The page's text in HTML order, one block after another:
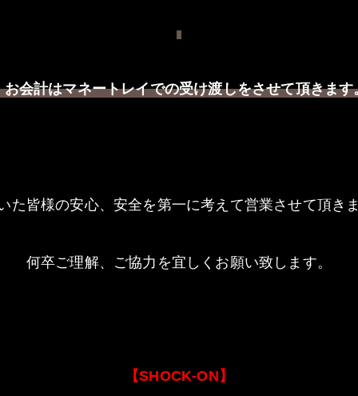
お会計はマネートレイでの受け渡しをさせて頂きます
た皆様の安心、安全を第一に考えて営業させて頂きま
何卒ご理解、ご協力を宜しくお願い致します。
【SHOCK-ON】